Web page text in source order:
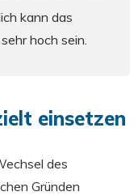
kann das
hoch sein.
einsetzen
des
Gründen